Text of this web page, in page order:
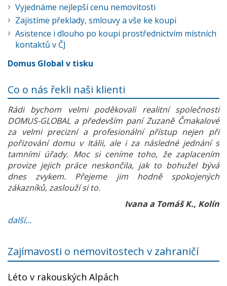
Vyjednáme nejlepší cenu nemovitosti
Zajistíme překlady, smlouvy a vše ke koupi
Asistence i dlouho po koupi prostřednictvím místních
kontaktů v ČJ
Domus Global v tisku
Co o nás řekli naši klienti
Rádi bychom velmi poděkovali realitní společnosti
DOMUS-GLOBAL a především paní Zuzaně Čmakalové
za velmi precizní a profesionální přístup nejen při
pořizování domu v Itálii, ale i za následné jednání s
tamními úřady. Moc si ceníme toho, že zaplacením
provize jejich práce neskončila, jak to bohužel bývá
dnes zvykem. Přejeme jim hodně spokojených
zákazníků, zaslouží si to.
Ivana a Tomáš K., Kolín
další...
Zajímavosti o nemovitostech v zahraničí
Léto v rakouských Alpách